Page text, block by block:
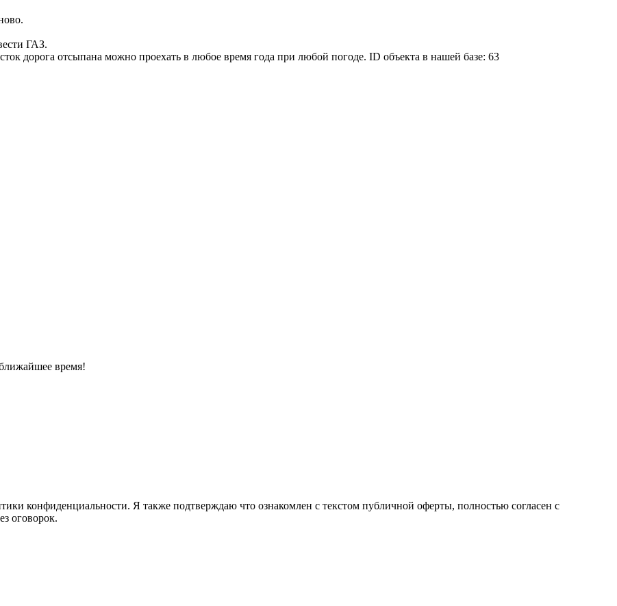
ГАЗ.
дорога отсыпана можно проехать в любое время года при любой погоде. ID объекта в нашей базе: 63
время!
конфиденциальности. Я также подтверждаю что ознакомлен с текстом публичной оферты, полностью согласен с
оговорок.